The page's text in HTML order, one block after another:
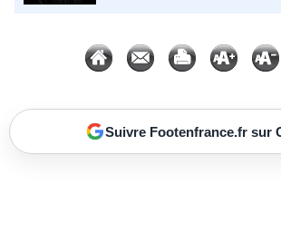
Suivre Footenfrance.fr sur